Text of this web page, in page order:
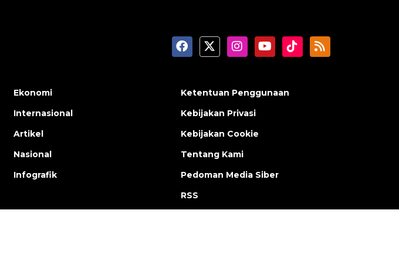
Ekonomi
Internasional
Artikel
Nasional
Infografik
Ketentuan Penggunaan
Kebijakan Privasi
Kebijakan Cookie
Tentang Kami
Pedoman Media Siber
RSS